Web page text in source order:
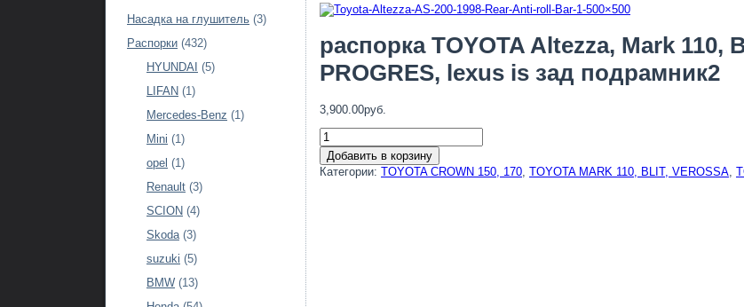
Насадка на глушитель (3)
Распорки (432)
HYUNDAI (5)
LIFAN (1)
Mercedes-Benz (1)
Mini (1)
opel (1)
Renault (3)
SCION (4)
Skoda (3)
suzuki (5)
BMW (13)
распорка TOYOTA Altezza, Mark 110,
PROGRES, lexus is зад подрамник2
3,900.00руб.
Добавить в корзину
Категории: TOYOTA CROWN 150, 170 TOYOTA MARK 110, BLIT, VEROSSA